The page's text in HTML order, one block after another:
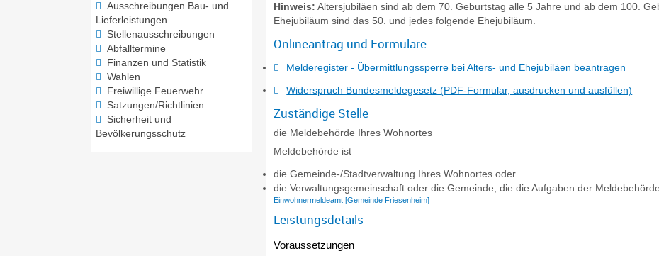
Ausschreibungen Bau- und
Lieferleistungen
Stellenausschreibungen
Abfalltermine
Finanzen und Statistik
Wahlen
Freiwillige Feuerwehr
Satzungen/Richtlinien
Sicherheit und
Bevölkerungsschutz
Hinweis: Altersjubiläen sind ab dem 70. Geburtstag alle 5 Jahre und ab dem 100.
Ehejubiläum sind das 50. und jedes folgende Ehejubiläum.
Onlineantrag und Formulare
Melderegister - Übermittlungssperre bei Alters- und Ehejubiläen beantragen
Widerspruch Bundesmeldegesetz (PDF-Formular, ausdrucken und ausfüllen)
Zuständige Stelle
die Meldebehörde Ihres Wohnortes
Meldebehörde ist
die Gemeinde-/Stadtverwaltung Ihres Wohnortes oder
die Verwaltungsgemeinschaft oder die Gemeinde, die die Aufgaben der
Einwohnermeldeamt [Gemeinde Friesenheim]
Leistungsdetails
Voraussetzungen